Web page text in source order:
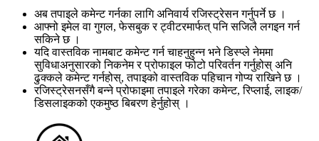
अब तपाइले कमेन्ट गर्नका लागि अनिवार्य रजिस्ट्रेसन गर्नुपर्ने छ ।
आफ्नो इमेल वा गुगल, फेसबुक र ट्वीटरमार्फत् पनि सजिलै लगइन गर्न
सकिने छ ।
यदि वास्तविक नामबाट कमेन्ट गर्न चाहनुहुन्न भने डिस्प्ले नेममा
सुविधाअनुसारको निकनेम र प्रोफाइल फोटो परिवर्तन गर्नुहोस् अनि
ढुक्कले कमेन्ट गर्नहोस्, तपाइको वास्तविक पहिचान गोप्य राखिने छ ।
रजिस्ट्रेसनसँगै बन्ने प्रोफाइमा तपाइले गरेका कमेन्ट, रिप्लाई, लाइक/
डिसलाइकको एकमुष्ठ बिबरण हेर्नुहोस् ।